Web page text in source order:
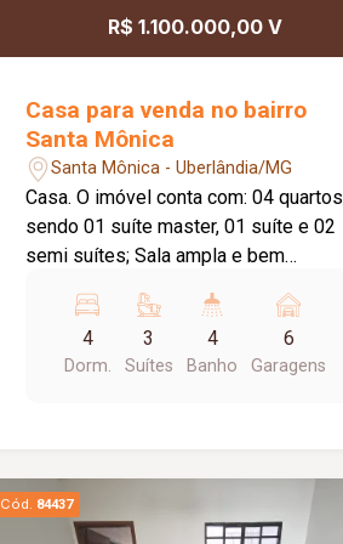
R$ 1.100.000,00 V
Casa para venda no bairro
Santa Mônica
Santa Mônica - Uberlândia/MG
Casa. O imóvel conta com: 04 quartos,
sendo 01 suíte master, 01 suíte e 02
semi suítes; Sala ampla e bem
em granito, cooktop e despensa;
Lavanderia; Área gourmet com
churrasqueira, coifa embutida, bancada
de aquecimento independente; Até 06
vagas de garagem; Diferenciais:
4
Dorm.
3
Suítes
4
Banho
6
Garagens
Cód. 84437